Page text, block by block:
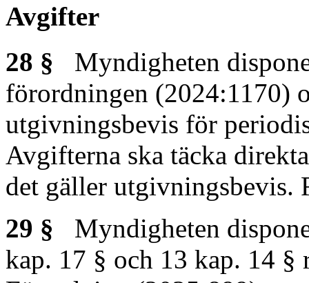
Avgifter
28 § Myndigheten
förordningen (2024:1170)
utgivningsbevis för
Avgifterna ska täcka
det gäller utgivningsbevis.
29 § Myndigheten
kap. 17 § och 13 kap. 14